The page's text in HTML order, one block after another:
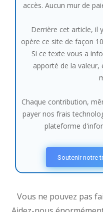
accès. Aucun mur de
Derrière cet article, il
opère ce site de façon
Si ce texte vous a
apporté de la valeur,
Chaque contribution,
payer nos frais
plateforme
Soutenir notre
Vous ne pouvez pas